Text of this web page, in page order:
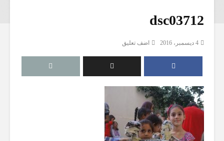
dsc03712
4 ديسمبر، 2016 اضف تعليق